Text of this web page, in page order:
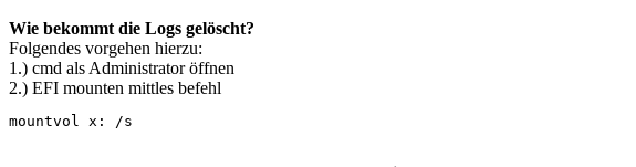
Wie bekommt die Logs gelöscht?
Folgendes vorgehen hierzu:
1.) cmd als Administrator öffnen
2.) EFI mounten mittles befehl
mountvol x: /s